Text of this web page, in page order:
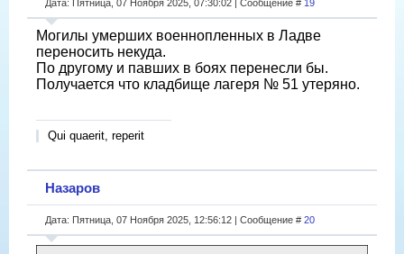
Дата: Пятница, 07 Ноября 2025, 07:30:02 | Сообщение # 19
Могилы умерших военнопленных в Ладве
переносить некуда.
По другому и павших в боях перенесли бы.
Получается что кладбище лагеря № 51 утеряно.
Qui quaerit, reperit
Назаров
Дата: Пятница, 07 Ноября 2025, 12:56:12 | Сообщение # 20